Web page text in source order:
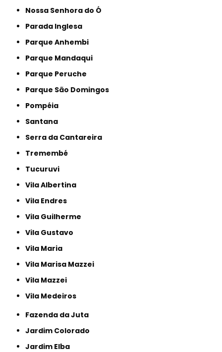
Nossa Senhora do Ó
Parada Inglesa
Parque Anhembi
Parque Mandaqui
Parque Peruche
Parque São Domingos
Pompéia
Santana
Serra da Cantareira
Tremembé
Tucuruvi
Vila Albertina
Vila Endres
Vila Guilherme
Vila Gustavo
Vila Maria
Vila Marisa Mazzei
Vila Mazzei
Vila Medeiros
Fazenda da Juta
Jardim Colorado
Jardim Elba